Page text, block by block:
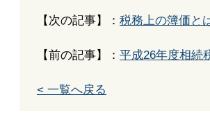
【次の記事】： 税務上の簿価と
【前の記事】： 平成26年度相続
< 一覧へ戻る